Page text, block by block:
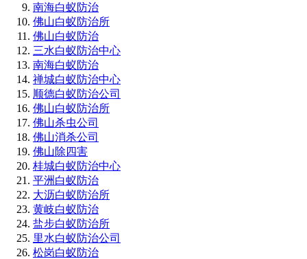
南海白蚁防治
佛山白蚁防治所
佛山白蚁防治
三水白蚁防治中心
南海白蚁防治
禅城白蚁防治中心
顺德白蚁防治公司
佛山白蚁防治所
佛山杀虫公司
佛山消杀公司
佛山除四害
桂城白蚁防治中心
平洲白蚁防治
大沥白蚁防治所
黄岐白蚁防治
盐步白蚁防治所
里水白蚁防治公司
松岗白蚁防治